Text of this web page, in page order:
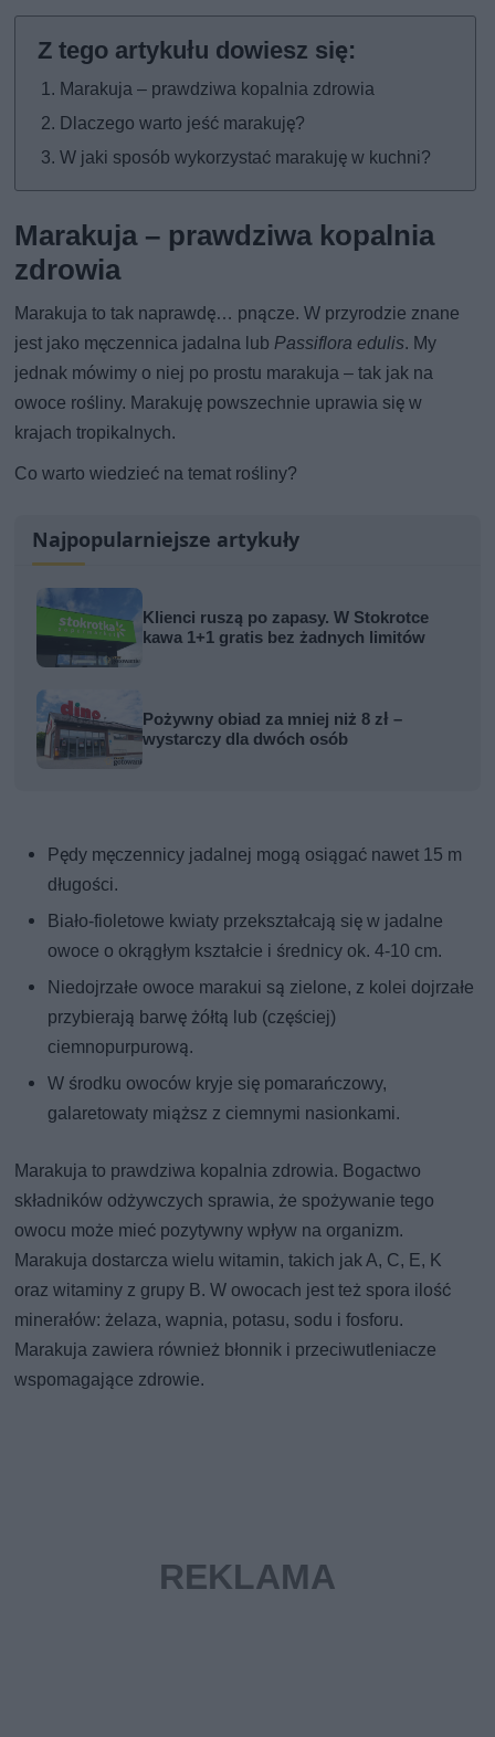
Marakuja – prawdziwa kopalnia zdrowia
Dlaczego warto jeść marakuję?
W jaki sposób wykorzystać marakuję w kuchni?
Marakuja – prawdziwa kopalnia
zdrowia
Marakuja to tak naprawdę… pnącze. W przyrodzie znane
jest jako męczennica jadalna lub Passiflora edulis. My
jednak mówimy o niej po prostu marakuja – tak jak na
owoce rośliny. Marakuję powszechnie uprawia się w
krajach tropikalnych.
Co warto wiedzieć na temat rośliny?
Najpopularniejsze artykuły
Klienci ruszą po zapasy. W Stokrotce
kawa 1+1 gratis bez żadnych limitów
Pożywny obiad za mniej niż 8 zł –
wystarczy dla dwóch osób
Pędy męczennicy jadalnej mogą osiągać nawet 15 m
długości.
Biało-fioletowe kwiaty przekształcają się w jadalne
owoce o okrągłym kształcie i średnicy ok. 4-10 cm.
Niedojrzałe owoce marakui są zielone, z kolei dojrzałe
przybierają barwę żółtą lub (częściej)
ciemnopurpurową.
W środku owoców kryje się pomarańczowy,
galaretowaty miąższ z ciemnymi nasionkami.
Marakuja to prawdziwa kopalnia zdrowia. Bogactwo
składników odżywczych sprawia, że spożywanie tego
owocu może mieć pozytywny wpływ na organizm.
Marakuja dostarcza wielu witamin, takich jak A, C, E, K
oraz witaminy z grupy B. W owocach jest też spora ilość
minerałów: żelaza, wapnia, potasu, sodu i fosforu.
Marakuja zawiera również błonnik i przeciwutleniacze
wspomagające zdrowie.